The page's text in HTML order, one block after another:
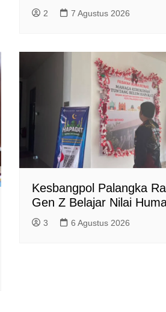
2 7 Agustus 2026
Kesbangpol Palangka
Gen Z Belajar Nilai
3 6 Agustus 2026